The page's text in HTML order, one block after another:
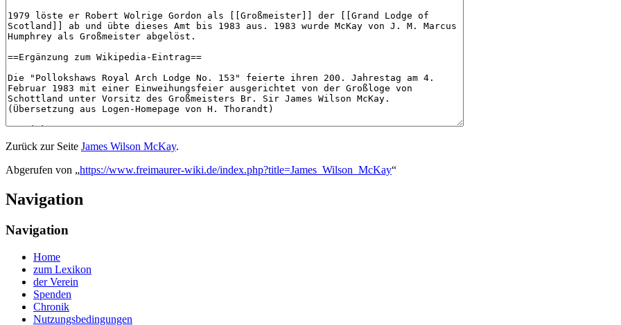
Zurück zur Seite James Wilson McKay.
Abgerufen von „https://www.freimaurer-wiki.de/index.php?title=James_Wilson_McKay“
Navigation
Navigation
Home
zum Lexikon
der Verein
Spenden
Chronik
Nutzungsbedingungen